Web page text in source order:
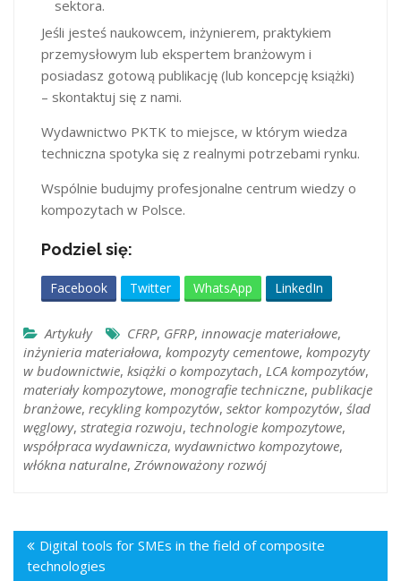
sektora.
Jeśli jesteś naukowcem, inżynierem, praktykiem
przemysłowym lub ekspertem branżowym i
posiadasz gotową publikację (lub koncepcję książki)
– skontaktuj się z nami.
Wydawnictwo PKTK to miejsce, w którym wiedza
techniczna spotyka się z realnymi potrzebami rynku.
Wspólnie budujmy profesjonalne centrum wiedzy o
kompozytach w Polsce.
Podziel się:
Facebook Twitter WhatsApp LinkedIn
Artykuły CFRP, GFRP, innowacje materiałowe,
inżynieria materiałowa, kompozyty cementowe, kompozyty
w budownictwie, książki o kompozytach, LCA kompozytów,
materiały kompozytowe, monografie techniczne, publikacje
branżowe, recykling kompozytów, sektor kompozytów, ślad
węglowy, strategia rozwoju, technologie kompozytowe,
współpraca wydawnicza, wydawnictwo kompozytowe,
włókna naturalne, Zrównoważony rozwój
Digital tools for SMEs in the field of composite
technologies